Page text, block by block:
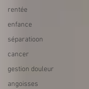
rentée
enfance
séparatioon
cancer
gestion douleur
angoisses